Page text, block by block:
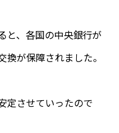
と、各国の中央銀行が
が保障されました。
定させていったので